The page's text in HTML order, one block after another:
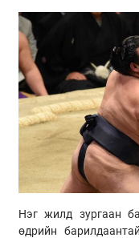
Нэг жилд зургаан
өдрийн